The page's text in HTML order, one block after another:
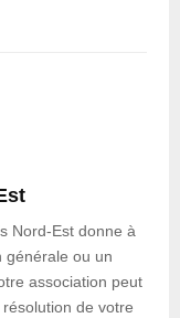
Nord-Est donne à
générale ou un
association peut
de votre